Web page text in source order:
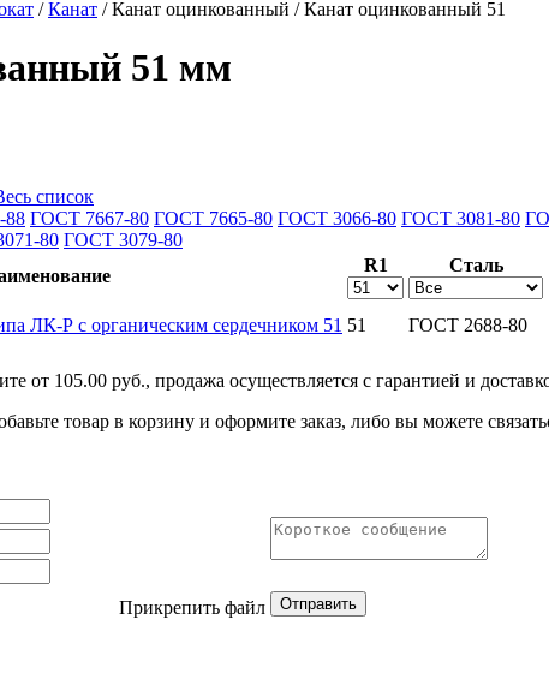
/Канат /Канат оцинкованный /Канат оцинкованный 51
51 мм
список
88 ГОСТ 7667-80 ГОСТ 7665-80 ГОСТ 3066-80 ГОСТ 3081-80
80 ГОСТ 3079-80
R1 Сталь
ЛК-Р с органическим сердечником 51 51 ГОСТ 2688-80
от 105.00 руб., продажа осуществляется с гарантией и
товар в корзину и оформите заказ, либо вы можете
Прикрепить файл Отправить